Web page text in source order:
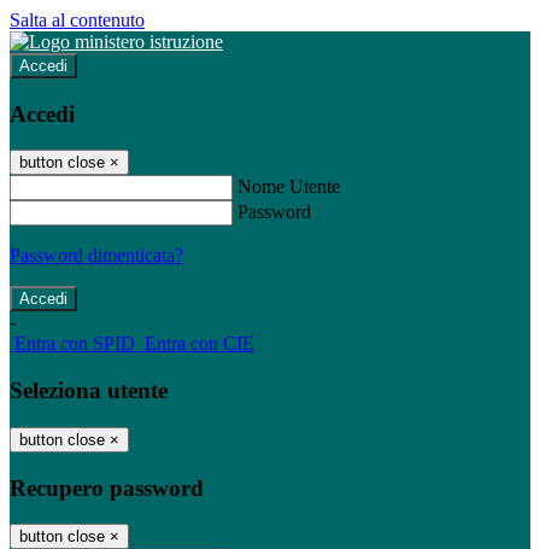
Salta al contenuto
Accedi
Accedi
button close ×
Nome Utente
Password
Password dimenticata?
-
Entra con SPID Entra con CIE
Seleziona utente
button close ×
Recupero password
button close ×